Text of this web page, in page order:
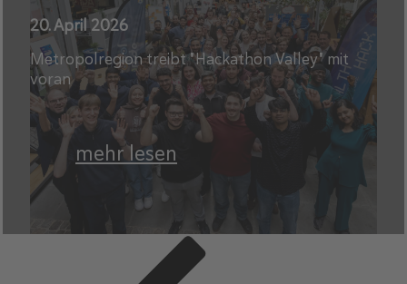
20. April 2026
Metropolregion treibt "Hackathon Valley" mit
voran
mehr lesen